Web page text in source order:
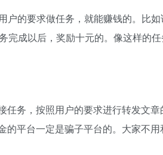
的要求做任务，就能赚钱的。比
成以后，奖励十元的。像这样的
务，按照用户的要求进行转发文
平台一定是骗子平台的。大家不用